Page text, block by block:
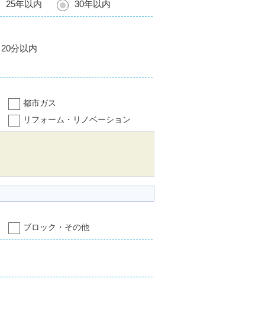
25年以内 30年以内
20分以内
都市ガス
リフォーム・リノベーション
ブロック・その他